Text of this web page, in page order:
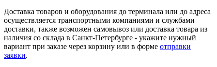
Доставка товаров и оборудования до терминала или до адреса
осуществляется транспортными компаниями и службами
доставки, также возможен самовывоз или доставка товара из
наличия со склада в Санкт-Петербурге - укажите нужный
вариант при заказе через корзину или в форме отправки
заявки.